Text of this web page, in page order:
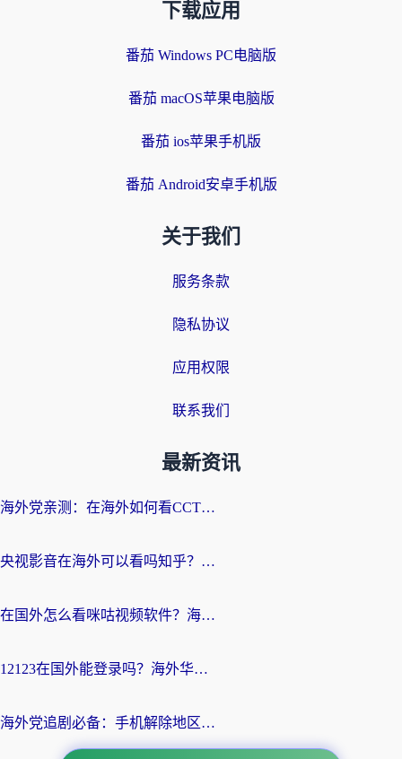
下载应用
番茄 Windows PC电脑版
番茄 macOS苹果电脑版
番茄 ios苹果手机版
番茄 Android安卓手机版
关于我们
服务条款
隐私协议
应用权限
联系我们
最新资讯
海外党亲测：在海外如何看CCTV？告别“仅限大陆播放”的实用指南
央视影音在海外可以看吗知乎？留学生亲测：3步解决地域限制+追剧自由
在国外怎么看咪咕视频软件？海外党亲测有效的回国加速方案
12123在国外能登录吗？海外华人必看的回国加速实用指南
海外党追剧必备：手机解除地区限制app怎么选？解决央视视频&国内剧地区限制全指南